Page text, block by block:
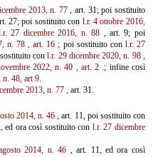
2013, n. 77, art. 31; poi sostituito
27; poi sostituito con l.r. 4 ottobre 2016,
27 dicembre 2016, n. 88 , art. 9; poi
n. 78 , art. 16 ; poi sostituito con l.r. 27
conl.r. 29 dicembre 2020, n. 98 ,
2022, n. 40 , art. 2 .; infine così
n. 48, art 9.
2013, n. 77, art. 31.
2014, n. 46 , art. 11, poi sostituito con
ed ora così sostituito con l.r. 27 dicembre
2014, n. 46 , art. 11, ed ora così